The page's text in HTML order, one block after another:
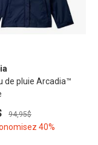
de pluie Arcadia™
94,95$
40%